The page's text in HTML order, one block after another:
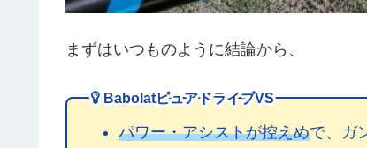
まずはいつものように結論から、
BabolatピュアドライブVS
パワー・アシストが控えめで、ガ